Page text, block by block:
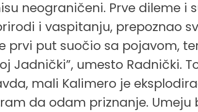
neograničeni. Prve dileme i
i vaspitanju, prepoznao
put suočio sa pojavom,
Jadnički”, umesto Radnički.
mali Kalimero je
da odam priznanje. Umeju